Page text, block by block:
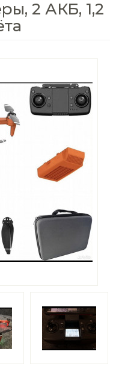
2 АКБ, 1,2